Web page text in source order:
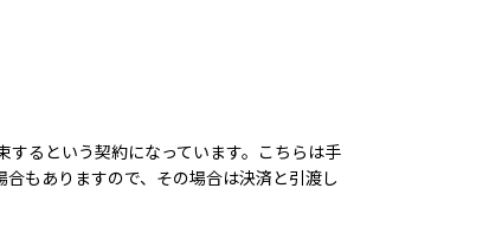
るという契約になっています。こちらは手
もありますので、その場合は決済と引渡し